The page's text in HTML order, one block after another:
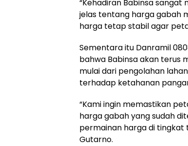
“Kehadiran Babinsa
jelas tentang harga gabah
harga tetap stabil agar
Sementara itu Danramil
bahwa Babinsa akan terus
mulai dari pengolahan
terhadap ketahanan
“Kami ingin memastikan
harga gabah yang sudah
permainan harga di tingkat
Gutarno.